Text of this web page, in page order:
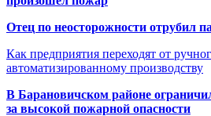
Отец по неосторожности отрубил
Как предприятия переходят от
автоматизированному производству
В Барановичском районе
за высокой пожарной опасности